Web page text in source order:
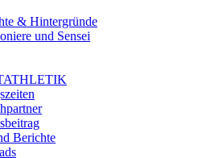
& Hintergründe
und Sensei
Berichte